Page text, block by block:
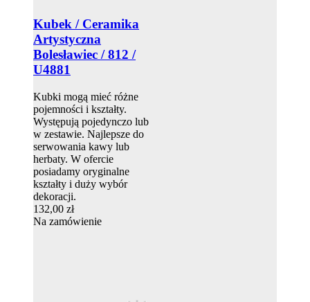
Kubek / Ceramika
Artystyczna
Bolesławiec / 812 /
U4881
Kubki mogą mieć różne
pojemności i kształty.
Występują pojedynczo lub
w zestawie. Najlepsze do
serwowania kawy lub
herbaty. W ofercie
posiadamy oryginalne
kształty i duży wybór
dekoracji.
132,00 zł
Na zamówienie